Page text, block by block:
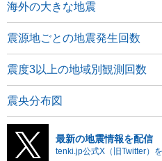
海外の大きな地震
震源地ごとの地震発生回数
震度3以上の地域別観測回数
震央分布図
最新の地震情報を配信
tenki.jp公式X（旧Twitter）